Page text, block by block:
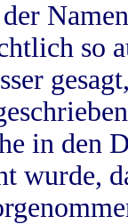
so
in
wurde,